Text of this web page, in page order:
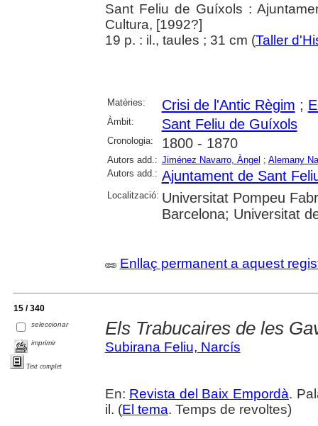
Sant Feliu de Guíxols :
Cultura, [1992?]
19 p. : il., taules ; 31 cm (Taller
Matèries: Crisi de l'Antic Règim ;
Àmbit: Sant Feliu de Guíxols
Cronologia: 1800 - 1870
Autors add.: Jiménez Navarro, Àngel ; Alemany
Autors add.: Ajuntament de Sant
Localització: Universitat Pompeu
Barcelona; Universitat
Enllaç permanent a aquest
15 / 340
seleccionar
imprimir
Text complet
Els Trabucaires de les
Subirana Feliu, Narcís
En: Revista del Baix Empordà.
il. (El tema. Temps de revoltes)